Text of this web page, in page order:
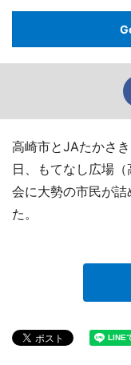
高崎市とJAたかさ
日、もてなし広場
会に大勢の市民が
た。